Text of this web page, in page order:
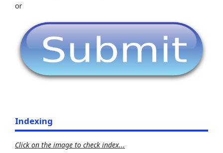
or
Indexing
Click on the image to check index...